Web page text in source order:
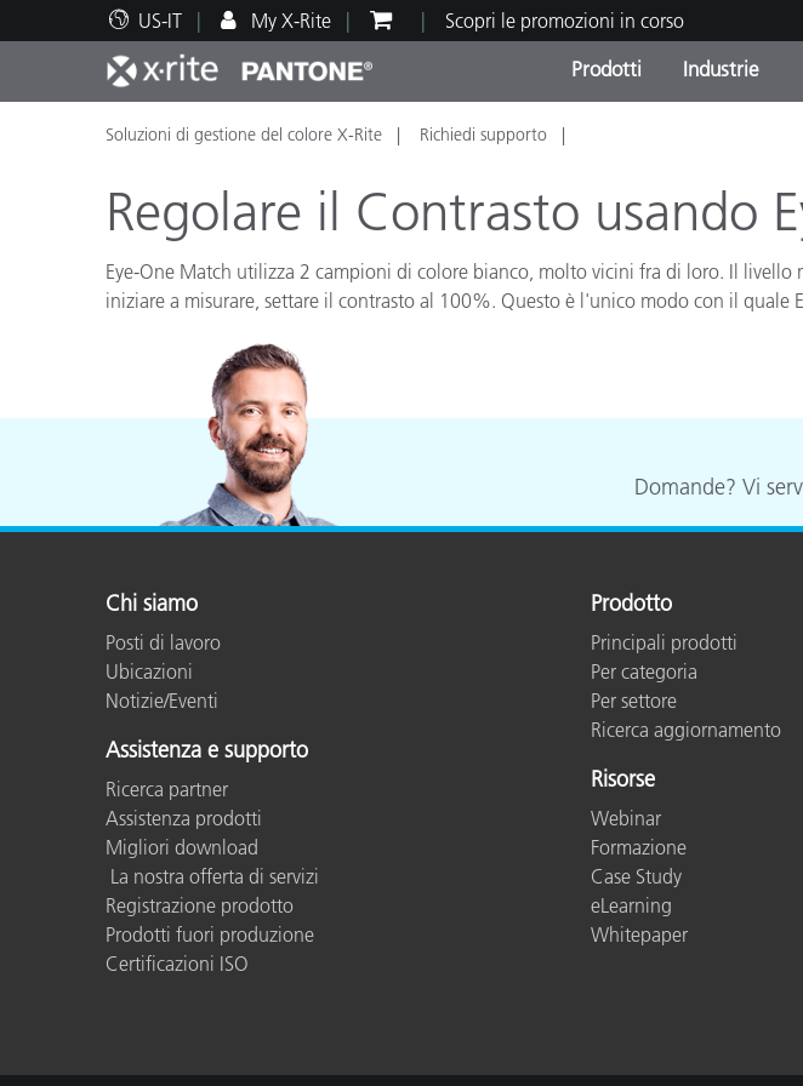
US-IT My X-Rite Scopri le promozioni in corso
Prodotti
Principali prodotti Categorie di Prodotto
Industrie
Stampa e Packaging
Automotive
Vernici e Rivestimenti
Supporto tecnico Assistenza e manutenzione
Risorse didattiche Formazione
Soluzioni di gestione del colore X-Rite Richiedi supporto
Regolare il Contrasto usando
Eye-One Match utilizza 2 campioni di colore bianco, molto vicini fra di loro. Il
iniziare a misurare, settare il contrasto al 100%. Questo è l'unico modo con il quale
Domande? Vi
Chi siamo
Posti di lavoro
Ubicazioni
Notizie/Eventi
Assistenza e supporto
Ricerca partner
Assistenza prodotti
Migliori download
La nostra offerta di servizi
Registrazione prodotto
Prodotti fuori produzione
Certificazioni ISO
Prodotto
Principali prodotti
Per categoria
Per settore
Ricerca aggiornamento
Risorse
Webinar
Formazione
Case Study
eLearning
Whitepaper